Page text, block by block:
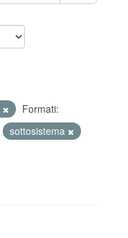
Formati:
sottosistema